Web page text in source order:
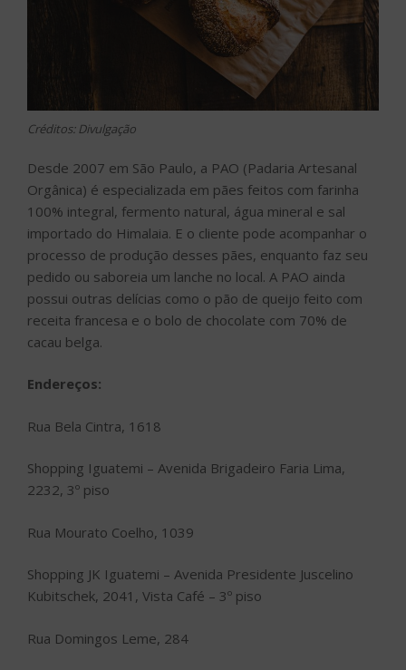
Créditos: Divulgação
Desde 2007 em São Paulo, a PAO (Padaria Artesanal
Orgânica) é especializada em pães feitos com farinha
100% integral, fermento natural, água mineral e sal
importado do Himalaia. E o cliente pode acompanhar o
processo de produção desses pães, enquanto faz seu
pedido ou saboreia um lanche no local. A PAO ainda
possui outras delícias como o pão de queijo feito com
receita francesa e o bolo de chocolate com 70% de
cacau belga.
Endereços:
Rua Bela Cintra, 1618
Shopping Iguatemi – Avenida Brigadeiro Faria Lima,
2232, 3º piso
Rua Mourato Coelho, 1039
Shopping JK Iguatemi – Avenida Presidente Juscelino
Kubitschek, 2041, Vista Café – 3º piso
Rua Domingos Leme, 284